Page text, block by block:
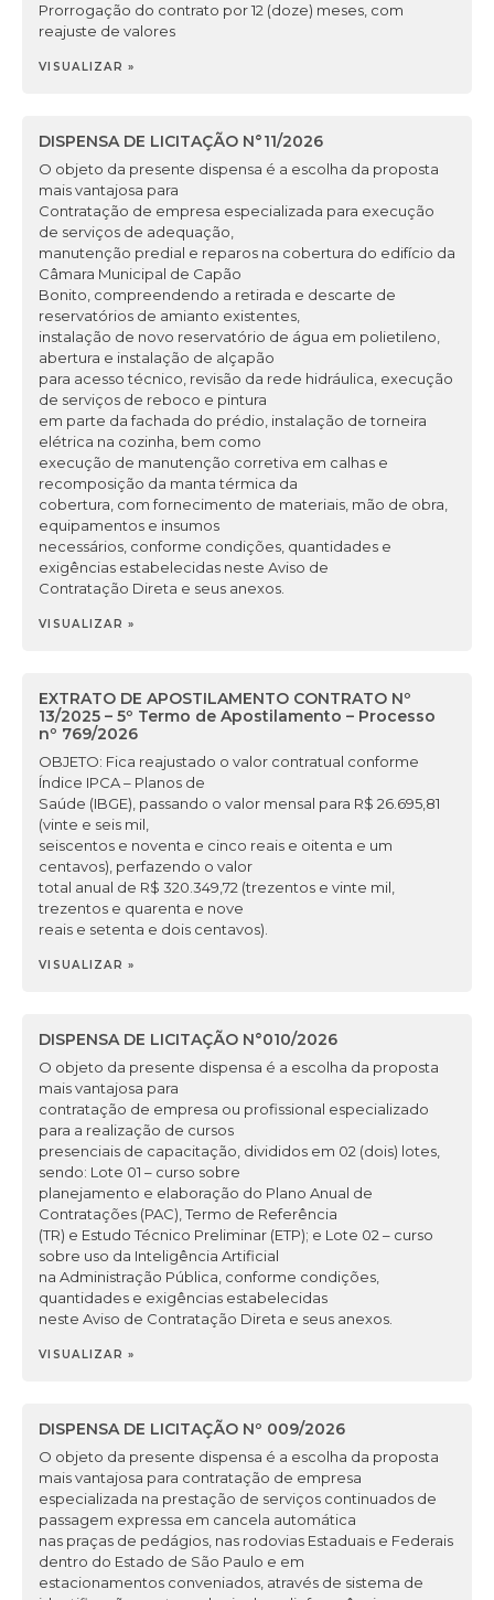
Prorrogação do contrato por 12 (doze) meses, com
reajuste de valores
VISUALIZAR »
DISPENSA DE LICITAÇÃO N°11/2026
O objeto da presente dispensa é a escolha da proposta
mais vantajosa para
Contratação de empresa especializada para execução
de serviços de adequação,
manutenção predial e reparos na cobertura do edifício da
Câmara Municipal de Capão
Bonito, compreendendo a retirada e descarte de
reservatórios de amianto existentes,
instalação de novo reservatório de água em polietileno,
abertura e instalação de alçapão
para acesso técnico, revisão da rede hidráulica, execução
de serviços de reboco e pintura
em parte da fachada do prédio, instalação de torneira
elétrica na cozinha, bem como
execução de manutenção corretiva em calhas e
recomposição da manta térmica da
cobertura, com fornecimento de materiais, mão de obra,
equipamentos e insumos
necessários, conforme condições, quantidades e
exigências estabelecidas neste Aviso de
Contratação Direta e seus anexos.
VISUALIZAR »
EXTRATO DE APOSTILAMENTO CONTRATO Nº
13/2025 – 5º Termo de Apostilamento – Processo
nº 769/2026
OBJETO: Fica reajustado o valor contratual conforme
Índice IPCA – Planos de
Saúde (IBGE), passando o valor mensal para R$ 26.695,81
(vinte e seis mil,
seiscentos e noventa e cinco reais e oitenta e um
centavos), perfazendo o valor
total anual de R$ 320.349,72 (trezentos e vinte mil,
trezentos e quarenta e nove
reais e setenta e dois centavos).
VISUALIZAR »
DISPENSA DE LICITAÇÃO N°010/2026
O objeto da presente dispensa é a escolha da proposta
mais vantajosa para
contratação de empresa ou profissional especializado
para a realização de cursos
presenciais de capacitação, divididos em 02 (dois) lotes,
sendo: Lote 01 – curso sobre
planejamento e elaboração do Plano Anual de
Contratações (PAC), Termo de Referência
(TR) e Estudo Técnico Preliminar (ETP); e Lote 02 – curso
sobre uso da Inteligência Artificial
na Administração Pública, conforme condições,
quantidades e exigências estabelecidas
neste Aviso de Contratação Direta e seus anexos.
VISUALIZAR »
DISPENSA DE LICITAÇÃO Nº 009/2026
O objeto da presente dispensa é a escolha da proposta
mais vantajosa para contratação de empresa
especializada na prestação de serviços continuados de
passagem expressa em cancela automática
nas praças de pedágios, nas rodovias Estaduais e Federais
dentro do Estado de São Paulo e em
estacionamentos conveniados, através de sistema de